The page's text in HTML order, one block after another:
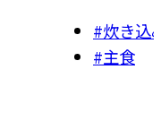
炊き込みご飯
主食